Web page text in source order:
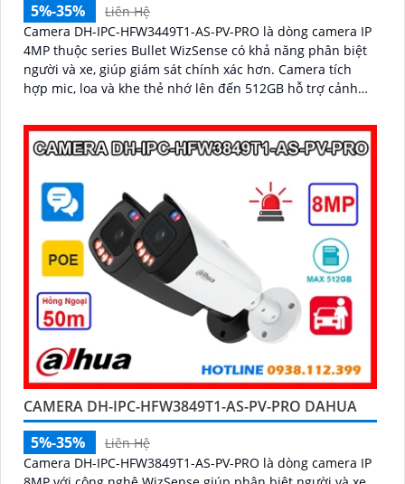
5%-35%
Liên Hệ
Camera DH-IPC-HFW3449T1-AS-PV-PRO là dòng camera IP
4MP thuộc series Bullet WizSense có khả năng phân biệt
người và xe, giúp giám sát chính xác hơn. Camera tích
hợp mic, loa và khe thẻ nhớ lên đến 512GB hỗ trợ cảnh
CAMERA DH-IPC-HFW3849T1-AS-PV-PRO DAHUA
5%-35%
Liên Hệ
Camera DH-IPC-HFW3849T1-AS-PV-PRO là dòng camera IP